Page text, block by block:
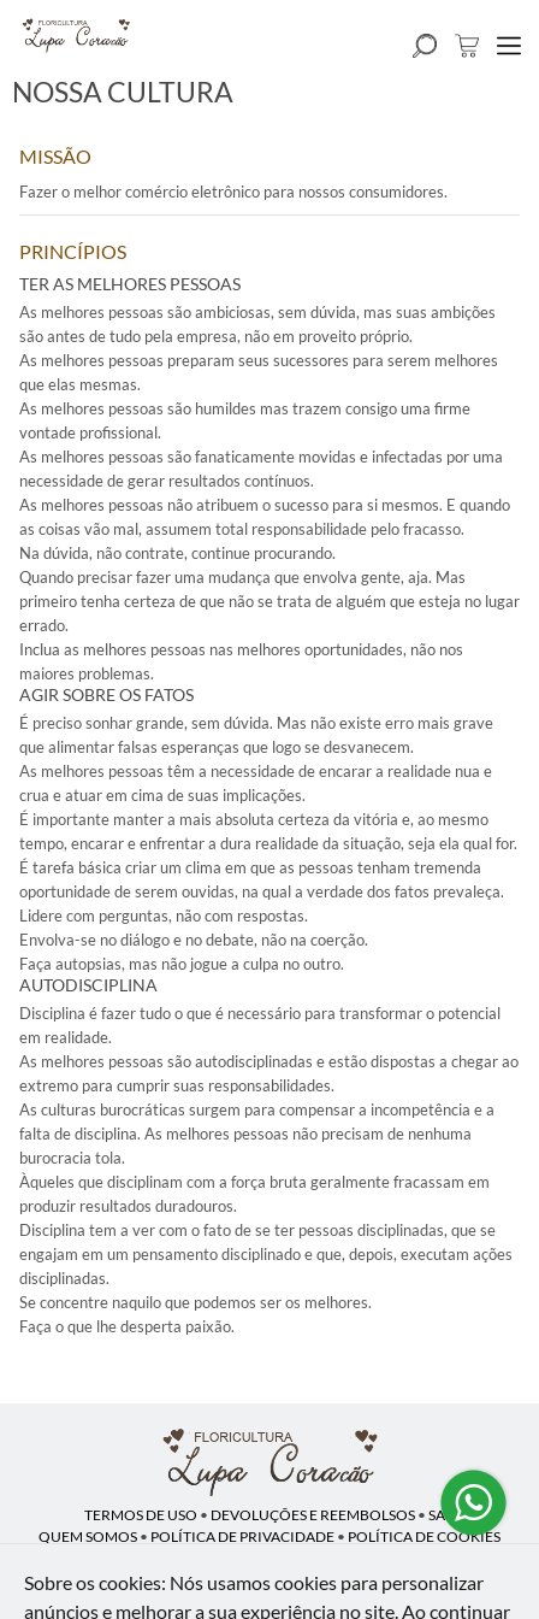
NOSSA CULTURA
MISSÃO
Fazer o melhor comércio eletrônico para nossos consumidores.
PRINCÍPIOS
TER AS MELHORES PESSOAS
As melhores pessoas são ambiciosas, sem dúvida, mas suas ambições
são antes de tudo pela empresa, não em proveito próprio.
As melhores pessoas preparam seus sucessores para serem melhores
que elas mesmas.
As melhores pessoas são humildes mas trazem consigo uma firme
vontade profissional.
As melhores pessoas são fanaticamente movidas e infectadas por uma
necessidade de gerar resultados contínuos.
As melhores pessoas não atribuem o sucesso para si mesmos. E quando
as coisas vão mal, assumem total responsabilidade pelo fracasso.
Na dúvida, não contrate, continue procurando.
Quando precisar fazer uma mudança que envolva gente, aja. Mas
primeiro tenha certeza de que não se trata de alguém que esteja no lugar
errado.
Inclua as melhores pessoas nas melhores oportunidades, não nos
maiores problemas.
AGIR SOBRE OS FATOS
É preciso sonhar grande, sem dúvida. Mas não existe erro mais grave
que alimentar falsas esperanças que logo se desvanecem.
As melhores pessoas têm a necessidade de encarar a realidade nua e
crua e atuar em cima de suas implicações.
É importante manter a mais absoluta certeza da vitória e, ao mesmo
tempo, encarar e enfrentar a dura realidade da situação, seja ela qual for.
É tarefa básica criar um clima em que as pessoas tenham tremenda
oportunidade de serem ouvidas, na qual a verdade dos fatos prevaleça.
Lidere com perguntas, não com respostas.
Envolva-se no diálogo e no debate, não na coerção.
Faça autopsias, mas não jogue a culpa no outro.
AUTODISCIPLINA
Disciplina é fazer tudo o que é necessário para transformar o potencial
em realidade.
As melhores pessoas são autodisciplinadas e estão dispostas a chegar ao
extremo para cumprir suas responsabilidades.
As culturas burocráticas surgem para compensar a incompetência e a
falta de disciplina. As melhores pessoas não precisam de nenhuma
burocracia tola.
Àqueles que disciplinam com a força bruta geralmente fracassam em
produzir resultados duradouros.
Disciplina tem a ver com o fato de se ter pessoas disciplinadas, que se
engajam em um pensamento disciplinado e que, depois, executam ações
disciplinadas.
Se concentre naquilo que podemos ser os melhores.
Faça o que lhe desperta paixão.
TERMOS DE USO • DEVOLUÇÕES E REEMBOLSOS • SAC
QUEM SOMOS • POLÍTICA DE PRIVACIDADE • POLÍTICA DE COOKIES
Sobre os cookies: Nós usamos cookies para personalizar
anúncios e melhorar a sua experiência no site.Ao continuar